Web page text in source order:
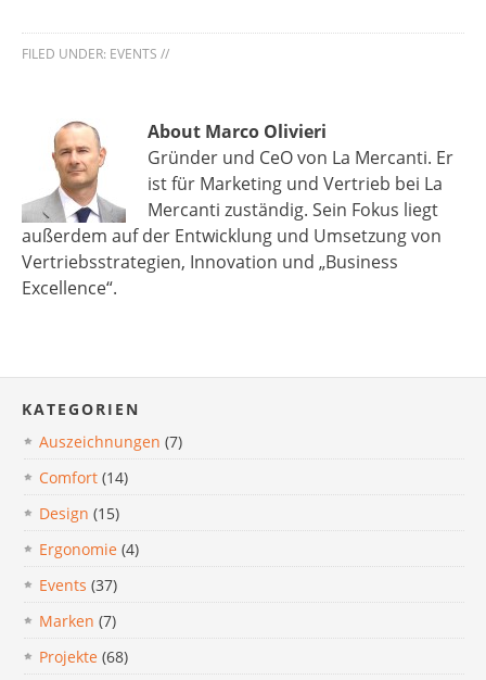
FILED UNDER: EVENTS //
About Marco Olivieri
Gründer und CeO von La Mercanti. Er
ist für Marketing und Vertrieb bei La
Mercanti zuständig. Sein Fokus liegt
außerdem auf der Entwicklung und Umsetzung von
Vertriebsstrategien, Innovation und „Business
Excellence“.
KATEGORIEN
Auszeichnungen (7)
Comfort (14)
Design (15)
Ergonomie (4)
Events (37)
Marken (7)
Projekte (68)